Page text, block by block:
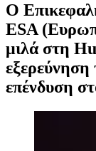
Ο
ESA
μιλά στη
εξερεύνηση
επένδυση